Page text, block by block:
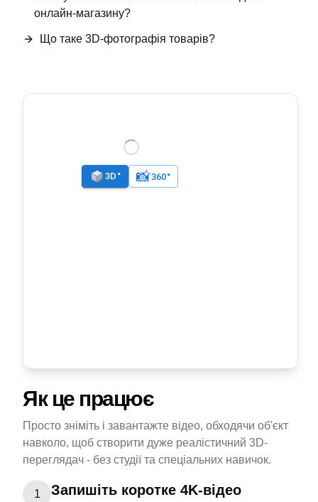
онлайн-магазину?
Що таке 3D-фотографія товарів?
Як це працює
Просто зніміть і завантажте відео, обходячи об'єкт
навколо, щоб створити дуже реалістичний 3D-
переглядач - без студії та спеціальних навичок.
1 Запишіть коротке 4K-відео